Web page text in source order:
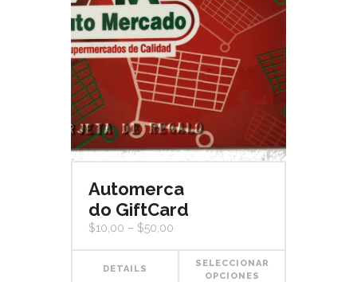
Automerca
do GiftCard
$10,00 – $50,00
DETAILS
SELECCIONAR
OPCIONES